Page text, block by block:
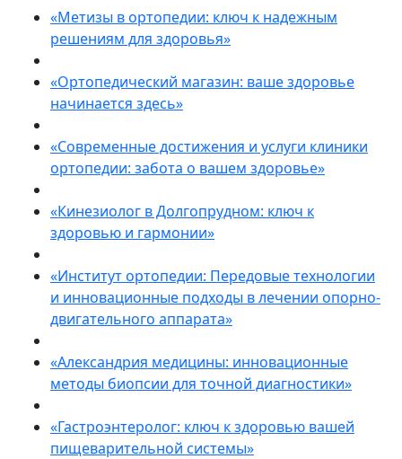
«Метизы в ортопедии: ключ к надежным
решениям для здоровья»
«Ортопедический магазин: ваше здоровье
начинается здесь»
«Современные достижения и услуги клиники
ортопедии: забота о вашем здоровье»
«Кинезиолог в Долгопрудном: ключ к
здоровью и гармонии»
«Институт ортопедии: Передовые технологии
и инновационные подходы в лечении опорно-
двигательного аппарата»
«Александрия медицины: инновационные
методы биопсии для точной диагностики»
«Гастроэнтеролог: ключ к здоровью вашей
пищеварительной системы»